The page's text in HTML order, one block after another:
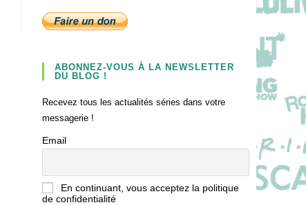
ABONNEZ-VOUS À LA NEWSLETTER
DU BLOG !
Recevez tous les actualités séries dans votre
messagerie !
Email
En continuant, vous acceptez la politique
de confidentialité